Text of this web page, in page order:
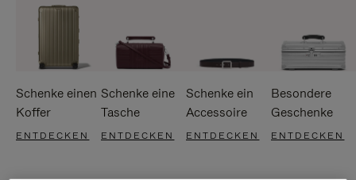
Schenke einen
Koffer
ENTDECKEN
Schenke eine
Tasche
ENTDECKEN
Schenke ein
Accessoire
ENTDECKEN
Besondere
Geschenke
ENTDECKEN